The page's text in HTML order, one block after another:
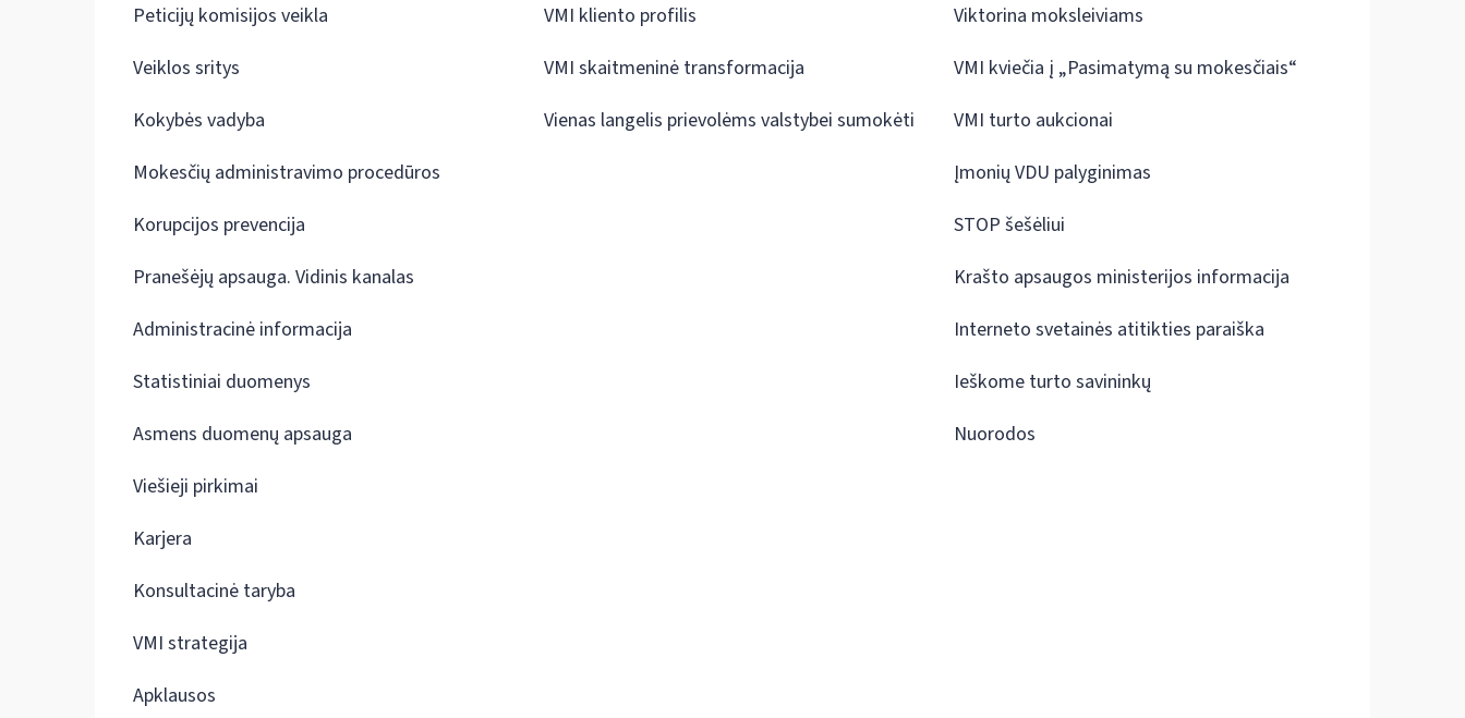
Peticijų komisijos veikla
Veiklos sritys
Kokybės vadyba
Mokesčių administravimo procedūros
Korupcijos prevencija
Pranešėjų apsauga. Vidinis kanalas
Administracinė informacija
Statistiniai duomenys
Asmens duomenų apsauga
Viešieji pirkimai
Karjera
Konsultacinė taryba
VMI strategija
Apklausos
VMI kliento profilis
VMI skaitmeninė transformacija
Vienas langelis prievolėms valstybei sumokėti
Viktorina moksleiviams
VMI kviečia į „Pasimatymą su mokesčiais“
VMI turto aukcionai
Įmonių VDU palyginimas
STOP šešėliui
Krašto apsaugos ministerijos informacija
Interneto svetainės atitikties paraiška
Ieškome turto savininkų
Nuorodos